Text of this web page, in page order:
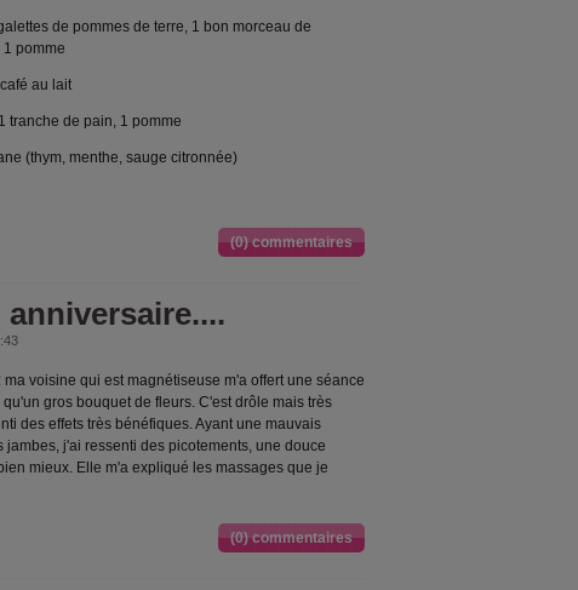
de pommes de terre, 1 bon morceau de
pomme
au lait
tranche de pain, 1 pomme
(thym, menthe, sauge citronnée)
(0) commentaires
voisine qui est magnétiseuse m'a offert une séance
gros bouquet de fleurs. C'est drôle mais très
des effets très bénéfiques. Ayant une mauvais
j'ai ressenti des picotements, une douce
mieux. Elle m'a expliqué les massages que je
(0) commentaires